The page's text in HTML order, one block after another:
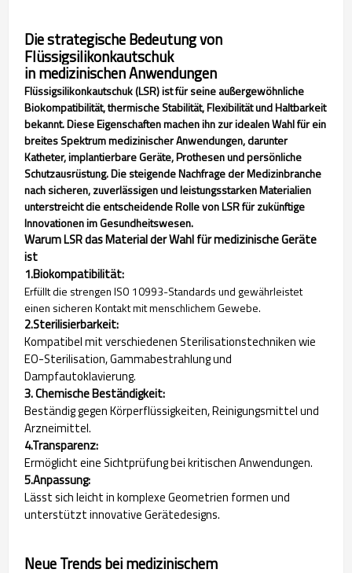
Die strategische Bedeutung von
Flüssigsilikonkautschuk
in medizinischen Anwendungen
Flüssigsilikonkautschuk (LSR) ist für seine außergewöhnliche
Biokompatibilität, thermische Stabilität, Flexibilität und Haltbarkeit
bekannt. Diese Eigenschaften machen ihn zur idealen Wahl für ein
breites Spektrum medizinischer Anwendungen, darunter
Katheter, implantierbare Geräte, Prothesen und persönliche
Schutzausrüstung. Die steigende Nachfrage der Medizinbranche
nach sicheren, zuverlässigen und leistungsstarken Materialien
unterstreicht die entscheidende Rolle von LSR für zukünftige
Innovationen im Gesundheitswesen.
Warum LSR das Material der Wahl für medizinische Geräte
ist
1.Biokompatibilität:
Erfüllt die strengen ISO 10993-Standards und gewährleistet
einen sicheren Kontakt mit menschlichem Gewebe.
2.Sterilisierbarkeit:
Kompatibel mit verschiedenen Sterilisationstechniken wie
EO-Sterilisation, Gammabestrahlung und
Dampfautoklavierung.
3. Chemische Beständigkeit:
Beständig gegen Körperflüssigkeiten, Reinigungsmittel und
Arzneimittel.
4.Transparenz:
Ermöglicht eine Sichtprüfung bei kritischen Anwendungen.
5.Anpassung:
Lässt sich leicht in komplexe Geometrien formen und
unterstützt innovative Gerätedesigns.
Neue Trends bei medizinischem